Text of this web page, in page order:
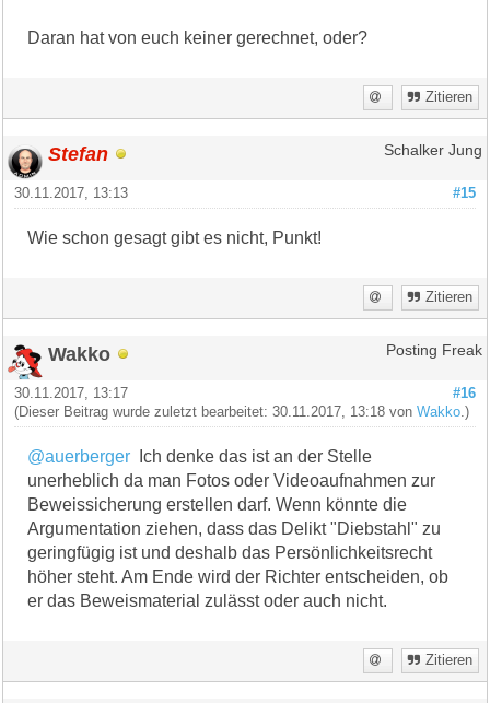
Daran hat von euch keiner gerechnet, oder?
Zitieren
Stefan Schalker Jung
#15
30.11.2017, 13:13
Wie schon gesagt gibt es nicht, Punkt!
Zitieren
Wakko Posting Freak
#16
30.11.2017, 13:17
(Dieser Beitrag wurde zuletzt bearbeitet: 30.11.2017, 13:18 vonWakko .)
@auerberger Ich denke das ist an der Stelle
unerheblich da man Fotos oder Videoaufnahmen zur
Beweissicherung erstellen darf. Wenn könnte die
Argumentation ziehen, dass das Delikt "Diebstahl" zu
geringfügig ist und deshalb das Persönlichkeitsrecht
höher steht. Am Ende wird der Richter entscheiden, ob
er das Beweismaterial zulässt oder auch nicht.
Zitieren